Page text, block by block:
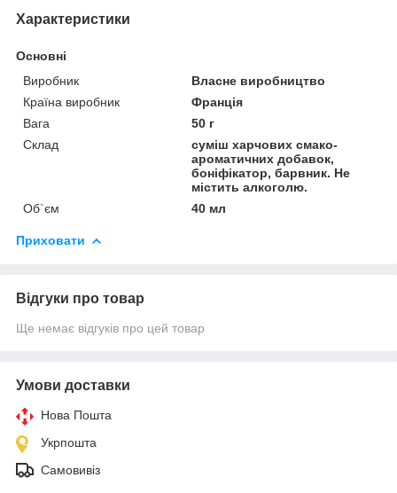
Характеристики
Основні
Виробник
Власне виробництво
Країна виробник
Франція
Вага
50 г
Склад
суміш харчових смако-
ароматичних добавок,
боніфікатор, барвник. Не
містить алкоголю.
Об`єм
40 мл
Приховати
Відгуки про товар
Ще немає відгуків про цей товар
Умови доставки
Нова Пошта
Укрпошта
Самовивіз